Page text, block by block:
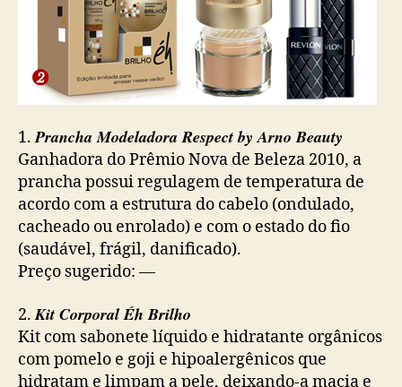
1.Prancha Modeladora Respect by Arno Beauty
Ganhadora do Prêmio Nova de Beleza 2010, a
prancha possui regulagem de temperatura de
acordo com a estrutura do cabelo (ondulado,
cacheado ou enrolado) e com o estado do fio
(saudável, frágil, danificado).
Preço sugerido: —
2.Kit Corporal Éh Brilho
Kit com sabonete líquido e hidratante orgânicos
com pomelo e goji e hipoalergênicos que
hidratam e limpam a pele, deixando-a macia e